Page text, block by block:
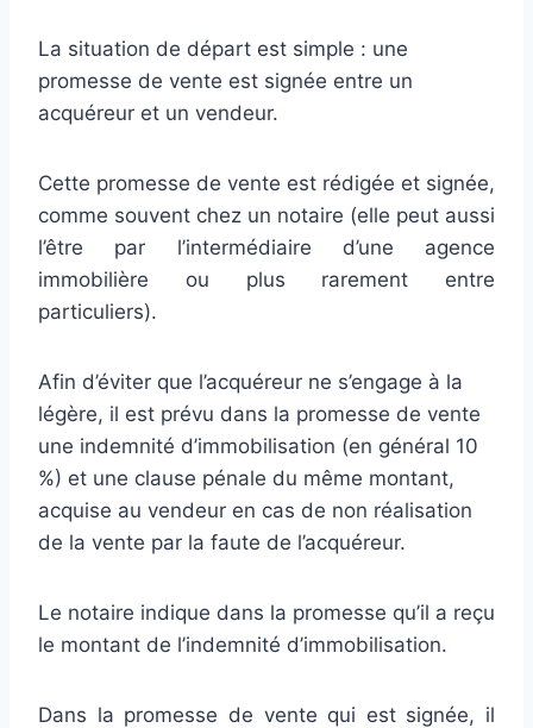
La situation de départ est simple : une
promesse de vente est signée entre un
acquéreur et un vendeur.
Cette promesse de vente est rédigée et signée,
comme souvent chez un notaire (elle peut aussi
l’être par l’intermédiaire d’une agence
immobilière ou plus rarement entre
particuliers).
Afin d’éviter que l’acquéreur ne s’engage à la
légère, il est prévu dans la promesse de vente
une indemnité d’immobilisation (en général 10
%) et une clause pénale du même montant,
acquise au vendeur en cas de non réalisation
de la vente par la faute de l’acquéreur.
Le notaire indique dans la promesse qu’il a reçu
le montant de l’indemnité d’immobilisation.
Dans la promesse de vente qui est signée, il